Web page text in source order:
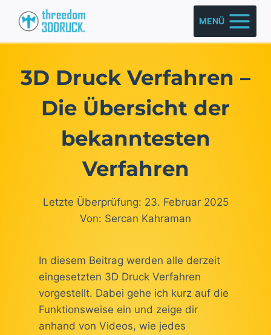
Inhalt
springen
MENÜ
3D Druck Verfahren –
Die Übersicht der
bekanntesten
Verfahren
Letzte Überprüfung: 23. Februar 2025
Von: Sercan Kahraman
In diesem Beitrag werden alle derzeit
eingesetzten 3D Druck Verfahren
vorgestellt. Dabei gehe ich kurz auf die
Funktionsweise ein und zeige dir
anhand von Videos, wie jedes